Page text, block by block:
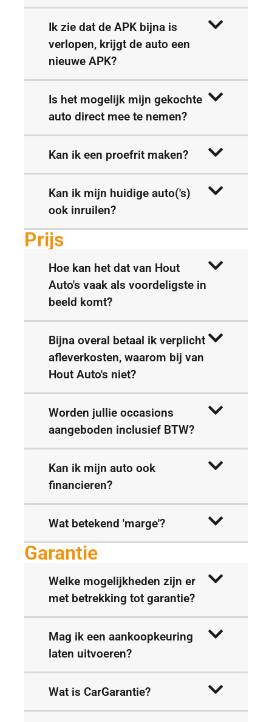
Ik zie dat de APK bijna is
verlopen, krijgt de auto een
nieuwe APK?
Is het mogelijk mijn gekochte
auto direct mee te nemen?
Kan ik een proefrit maken?
Kan ik mijn huidige auto('s)
ook inruilen?
Prijs
Hoe kan het dat van Hout
Auto's vaak als voordeligste in
beeld komt?
Bijna overal betaal ik verplicht
afleverkosten, waarom bij van
Hout Auto's niet?
Worden jullie occasions
aangeboden inclusief BTW?
Kan ik mijn auto ook
financieren?
Wat betekend 'marge'?
Garantie
Welke mogelijkheden zijn er
met betrekking tot garantie?
Mag ik een aankoopkeuring
laten uitvoeren?
Wat is CarGarantie?